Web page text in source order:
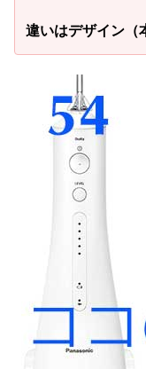
違いはデザイン（